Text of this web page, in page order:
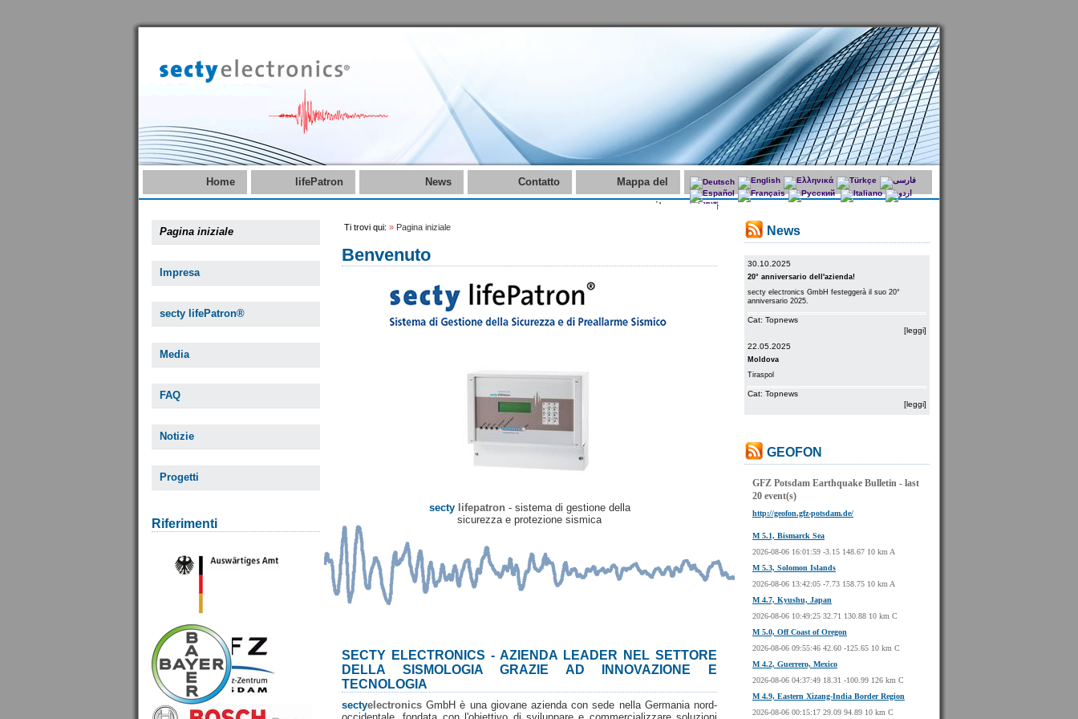
Home lifePatron News Contatto
Mappa del
sito
Pagina iniziale
Impresa
secty lifePatron®
Media
FAQ
Notizie
Progetti
Riferimenti
Ti trovi qui: » Pagina iniziale
Benvenuto
secty lifepatron - sistema di gestione della
sicurezza e protezione sismica
SECTY ELECTRONICS - AZIENDA LEADER NEL SETTORE
DELLA SISMOLOGIA GRAZIE AD INNOVAZIONE E
TECNOLOGIA
sectyelectronics GmbH è una giovane azienda con sede nella Germania nord-
News
30.10.2025
20° anniversario dell'azienda!
secty electronics GmbH festeggerà il suo 20°
anniversario 2025.
Cat: Topnews
[leggi]
22.05.2025
Moldova
Tiraspol
Cat: Topnews
[leggi]
GEOFON
GFZ Potsdam Earthquake Bulletin - last
20 event(s)
http://geofon.gfz-potsdam.de/
M 5.1, Bismarck Sea
2026-08-06 16:01:59 -3.15 148.67 10 km A
M 5.3, Solomon Islands
2026-08-06 13:42:05 -7.73 158.75 10 km A
M 4.7, Kyushu, Japan
2026-08-06 10:49:25 32.71 130.88 10 km C
M 5.0, Off Coast of Oregon
2026-08-06 09:55:46 42.60 -125.65 10 km C
M 4.2, Guerrero, Mexico
2026-08-06 04:37:49 18.31 -100.99 126 km C
M 4.9, Eastern Xizang-India Border Region
2026-08-06 00:15:17 29.09 94.89 10 km C